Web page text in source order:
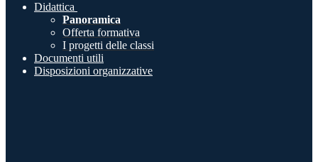
Didattica
Panoramica
Offerta formativa
I progetti delle classi
Documenti utili
Disposizioni organizzative